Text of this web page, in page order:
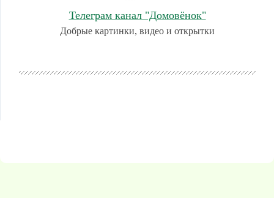
Телеграм канал "Домовёнок"
Добрые картинки, видео и открытки